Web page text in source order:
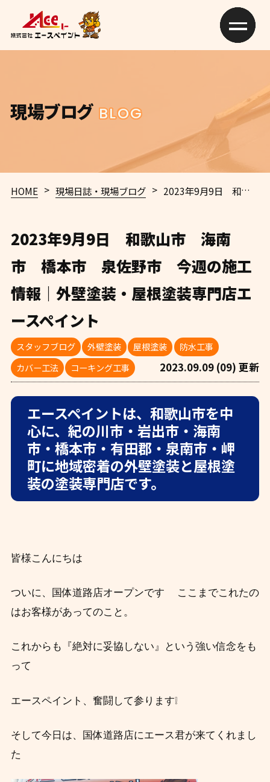
現場ブログ BLOG
HOME > 現場日誌・現場ブログ > 2023年9月9日 和歌山市 海南市 橋本市 泉佐野市 今週の施工情報｜外壁塗装・屋根塗装専門店エースペイント
2023年9月9日 和歌山市 海南
市 橋本市 泉佐野市 今週の施工
情報｜外壁塗装・屋根塗装専門店エ
ースペイント
スタッフブログ 外壁塗装 屋根塗装
防水工事
カバー工法
コーキング工事 2023.09.09 (09) 更新
エースペイントは、和歌山市を中
心に、紀の川市・岩出市・海南
市・橋本市・有田郡・泉南市・岬
町に地域密着の外壁塗装と屋根塗
装の塗装専門店です。
皆様こんにちは
ついに、国体道路店オープンです
ここまでこれたの
はお客様があってのこと。
これからも『絶対に妥協しない』とい う強い信念をも
って
エースペイント、奮闘して参ります❕
そして今日は、国体道路店にエース君が来てくれまし
た